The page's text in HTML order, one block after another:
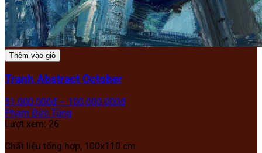
Thêm vào giỏ
Tranh Abstract October
51.000.000₫ – 100.000.000₫
Phạm Đức Tùng
Lượt xem: 26
Chất liệu tổng hợp, 100x110 cm